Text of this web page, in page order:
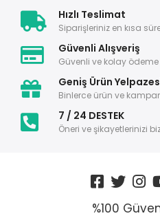
Hızlı Teslimat
Siparişleriniz en kısa
Güvenli Alışveriş
Güvenli ve kolay
Geniş Ürün
Binlerce ürün ve
7 / 24 DESTEK
Öneri ve şikayetlerinizi
%100